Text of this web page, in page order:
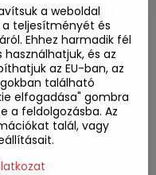
Kosárba
295ml
Kosárba
250ml
a weboldal
teljesítményét és
Ehhez harmadik fél
és az
az EU-ban, az
található
elfogadása" gombra
a feldolgozásba. Az
talál, vagy